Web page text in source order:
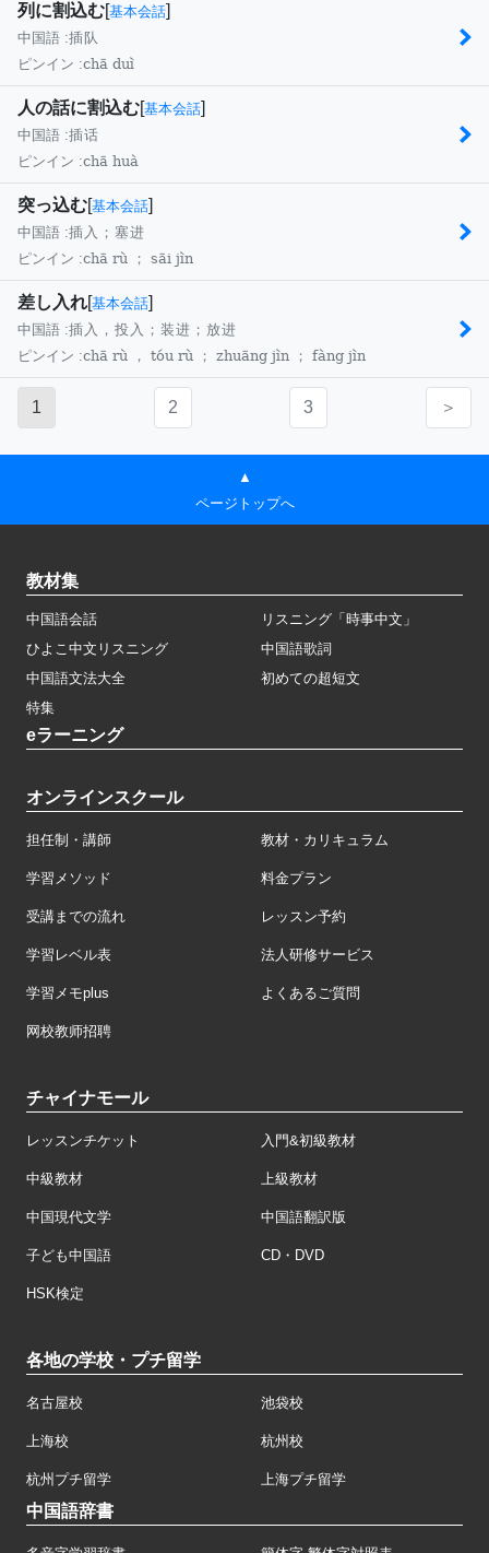
列に割込む[基本会話]
中国語 :插队
ピンイン :chā duì
人の話に割込む[基本会話]
中国語 :插话
ピンイン :chā huà
突っ込む[基本会話]
中国語 :插入；塞进
ピンイン :chā rù ； sāi jìn
差し入れ[基本会話]
中国語 :插入，投入；装进；放进
ピンイン :chā rù ， tóu rù ； zhuāng jìn ； fàng jìn
1 2 3 ＞
▲
ページトップへ
教材集
中国語会話
リスニング「時事中文」
ひよこ中文リスニング
中国語歌詞
中国語文法大全
初めての超短文
特集
eラーニング
オンラインスクール
担任制・講師 教材・カリキュラム
学習メソッド 料金プラン
受講までの流れ レッスン予約
学習レベル表 法人研修サービス
学習メモplus よくあるご質問
网校教师招聘
チャイナモール
レッスンチケット 入門&初級教材
中級教材 上級教材
中国現代文学 中国語翻訳版
子ども中国語 CD・DVD
HSK検定
各地の学校・プチ留学
名古屋校 池袋校
上海校 杭州校
杭州プチ留学 上海プチ留学
中国語辞書